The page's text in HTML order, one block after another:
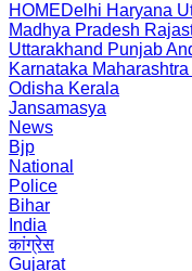
HOMEDelhi Haryana
Madhya Pradesh
Uttarakhand Punjab
Karnataka Maharashtra
Odisha Kerala
Jansamasya
News
Bjp
National
Police
Bihar
India
कांग्रेस
Gujarat